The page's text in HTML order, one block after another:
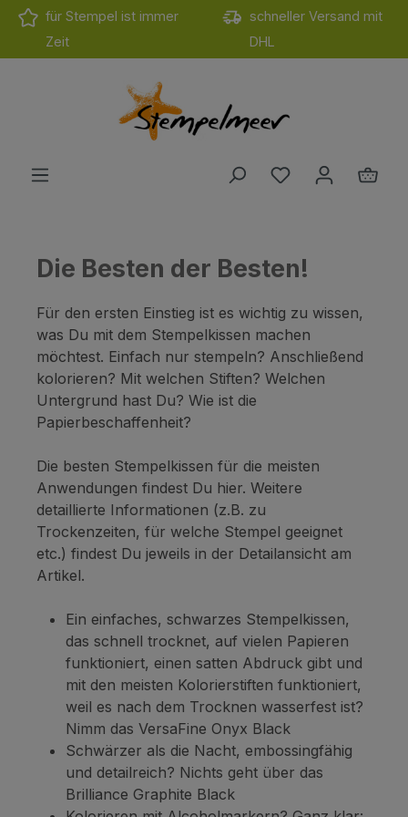
Zum Hauptinhalt springen
für Stempel ist immer
Zeit
schneller Versand mit
DHL
Du hast 0
Die Besten der Besten!
Für den ersten Einstieg ist es wichtig zu wissen,
was Du mit dem Stempelkissen machen
möchtest. Einfach nur stempeln? Anschließend
kolorieren? Mit welchen Stiften? Welchen
Untergrund hast Du? Wie ist die
Papierbeschaffenheit?
Die besten Stempelkissen für die meisten
Anwendungen findest Du hier. Weitere
detaillierte Informationen (z.B. zu
Trockenzeiten, für welche Stempel geeignet
etc.) findest Du jeweils in der Detailansicht am
Artikel.
Ein einfaches, schwarzes Stempelkissen,
das schnell trocknet, auf vielen Papieren
funktioniert, einen satten Abdruck gibt und
mit den meisten Kolorierstiften funktioniert,
weil es nach dem Trocknen wasserfest ist?
Nimm das VersaFine Onyx Black
Schwärzer als die Nacht, embossingfähig
und detailreich? Nichts geht über das
Brilliance Graphite Black